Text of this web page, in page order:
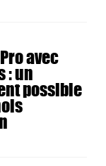
avec
: un
possible